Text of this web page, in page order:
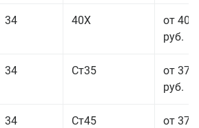
34 40Х
от 40
руб.
34 Ст35
от 37
руб.
34 Ст45
от 37